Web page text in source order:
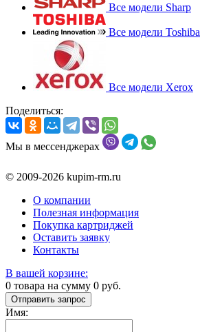
Все модели Sharp
Все модели Toshiba
Все модели Xerox
Поделиться:
Мы в мессенджерах
© 2009-2026 kupim-rm.ru
О компании
Полезная информация
Покупка картриджей
Оставить заявку
Контакты
В вашей корзине:
0 товара на сумму 0 руб.
Отправить запрос
Имя: